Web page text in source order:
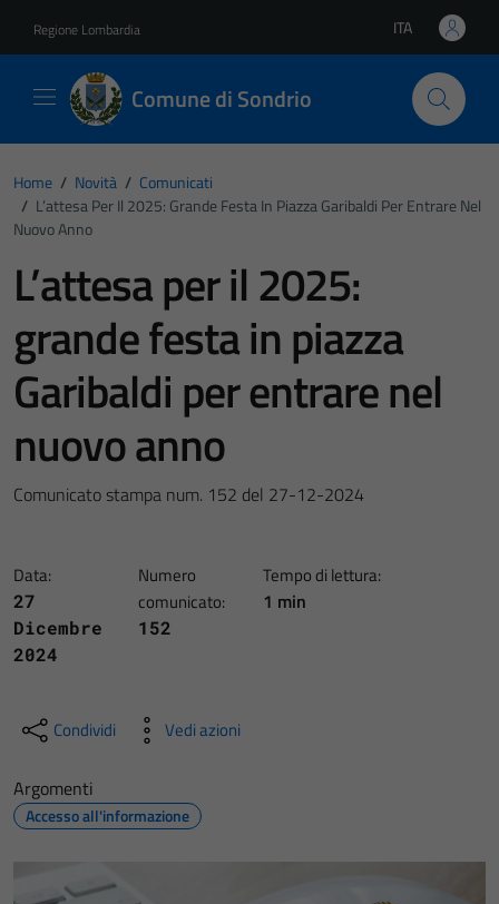
Regione Lombardia Lingua attiva:
ITA
Comune di Sondrio
Home / Novità / Comunicati
/ L’attesa Per Il 2025: Grande Festa In Piazza Garibaldi Per Entrare Nel
Nuovo Anno
L’attesa per il 2025:
grande festa in piazza
Garibaldi per entrare nel
nuovo anno
Comunicato stampa num. 152 del 27-12-2024
Data:
27
Dicembre
2024
Numero
comunicato:
152
Tempo di lettura:
1 min
Condividi Vedi azioni
Argomenti
Accesso all'informazione